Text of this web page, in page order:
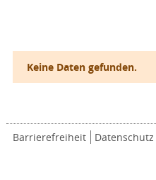
Keine Daten gefunden.
Barrierefreiheit Datenschutz